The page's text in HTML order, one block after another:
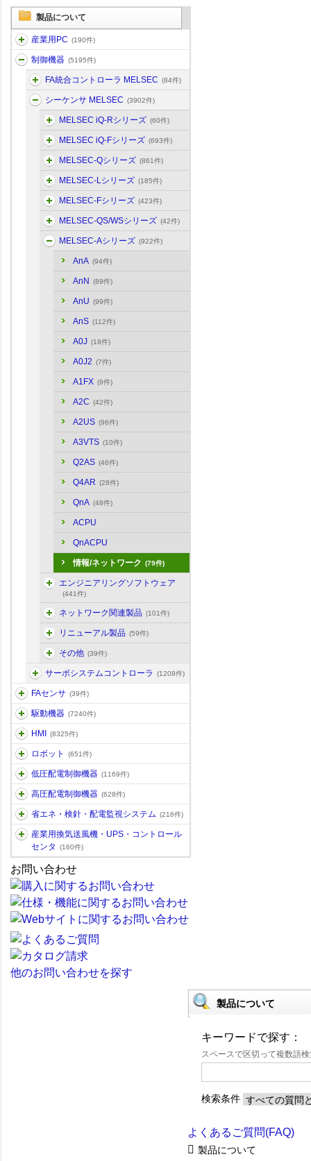
製品について
産業用PC (190件)
制御機器 (5195件)
FA統合コントローラ MELSEC (84件)
シーケンサ MELSEC (3902件)
MELSEC iQ-Rシリーズ (60件)
MELSEC iQ-Fシリーズ (693件)
MELSEC-Qシリーズ (861件)
MELSEC-Lシリーズ (185件)
MELSEC-Fシリーズ (423件)
MELSEC-QS/WSシリーズ (42件)
MELSEC-Aシリーズ (922件)
AnA (94件)
AnN (89件)
AnU (99件)
AnS (112件)
A0J (18件)
A0J2 (7件)
A1FX (9件)
A2C (42件)
A2US (96件)
A3VTS (10件)
Q2AS (46件)
Q4AR (28件)
QnA (48件)
ACPU
QnACPU
情報/ネットワーク (79件)
エンジニアリングソフトウェア
(441件)
ネットワーク関連製品 (101件)
リニューアル製品 (59件)
その他 (39件)
サーボシステムコントローラ (1208件)
FAセンサ (39件)
駆動機器 (7240件)
HMI (8325件)
ロボット (651件)
低圧配電制御機器 (1169件)
高圧配電制御機器 (628件)
省エネ・検針・配電監視システム (216件)
産業用換気送風機・UPS・コントロール
センタ
(160件)
お問い合わせ
他のお問い合わせを探す
製品について
キーワードで探す：
スペースで区切って複数語
検索条件
よくあるご質問(FAQ)
製品について